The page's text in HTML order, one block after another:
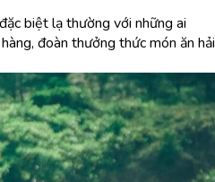
biệt lạ thường với những ai
đoàn thưởng thức món ăn hải